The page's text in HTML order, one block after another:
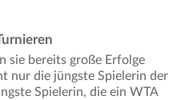
sie bereits große Erfolge
nur die jüngste Spielerin der
Spielerin, die ein WTA